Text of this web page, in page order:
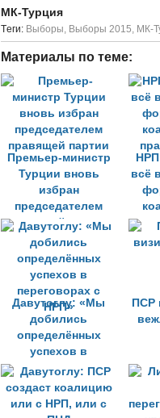
МК-Турция
Tеги: Выборы, Выборы 2015, МК-
Материалы по теме:
Премьер-министр
Турции вновь
избран
председателем
правящей партии
всё
Давутоглу: «Мы
добились
определённых
успехов в
переговорах с
НРП»
ПСР